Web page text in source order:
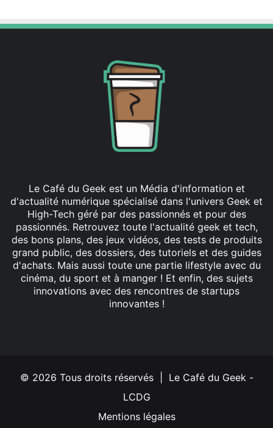
Le Café du Geek est un Média d'information et
d'actualité numérique spécialisé dans l'univers Geek et
High-Tech géré par des passionnés et pour des
passionnés. Retrouvez toute l'actualité geek et tech,
des bons plans, des jeux vidéos, des tests de produits
grand public, des dossiers, des tutoriels et des guides
d'achats. Mais aussi toute une partie lifestyle avec du
cinéma, du sport et à manger ! Et enfin, des sujets
innovations avec des rencontres de startups
innovantes !
© 2026 Tous droits réservés | Le Café du Geek -
LCDG
Mentions légales